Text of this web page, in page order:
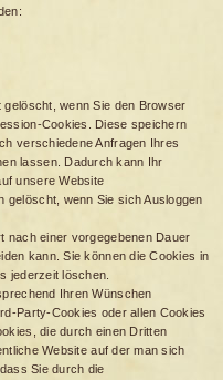
wenn Sie den Browser
Cookies. Diese speichern
verschiedene Anfragen Ihres
lassen. Dadurch kann Ihr
unsere Website
wenn Sie sich Ausloggen
nach einer vorgegebenen Dauer
kann. Sie können die Cookies in
jederzeit löschen.
Ihren Wünschen
Party-Cookies oder allen Cookies
die durch einen Dritten
Website auf der man sich
Sie durch die